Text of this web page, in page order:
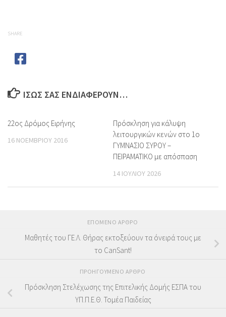
SHARE
ΊΣΩΣ ΣΑΣ ΕΝΔΙΑΦΈΡΟΥΝ…
22ος Δρόμος Ειρήνης
16 ΝΟΕΜΒΡΊΟΥ 2016
Πρόσκληση για κάλυψη
λειτουργικών κενών στο 1ο
ΓΥΜΝΑΣΙΟ ΣΥΡΟΥ –
ΠΕΙΡΑΜΑΤΙΚΟ με απόσπαση
14 ΙΟΥΛΊΟΥ 2026
ΕΠΌΜΕΝΟ ΆΡΘΡΟ
Μαθητές του ΓΕ.Λ. Θήρας εκτοξεύουν τα όνειρά τους με
το CanSant!
ΠΡΟΗΓΟΎΜΕΝΟ ΆΡΘΡΟ
Πρόσκληση Στελέχωσης της Επιτελικής Δομής ΕΣΠΑ του
ΥΠ.Π.Ε.Θ. Τομέα Παιδείας